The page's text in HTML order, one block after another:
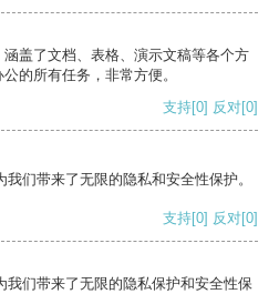
盖了文档、表格、演示文稿等各个方
的所有任务，非常方便。
支持[0] 反对[0]
们带来了无限的隐私和安全性保护。
支持[0] 反对[0]
们带来了无限的隐私保护和安全性保